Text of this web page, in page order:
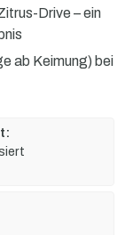
Drive – ein
ab Keimung) bei